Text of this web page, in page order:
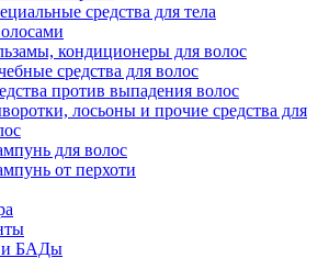
средства для тела
кондиционеры для волос
средства для волос
против выпадения волос
лосьоны и прочие средства для
для волос
от перхоти
и БАДы